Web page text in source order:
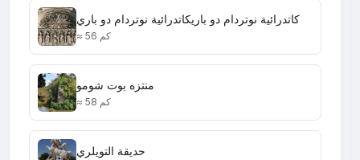
كاتدرائية نوتردام دو باريكاتدرائية نوتردام دو باري
≈ 56 كم
منتزه بوت شومو
≈ 58 كم
حديقة التويلري